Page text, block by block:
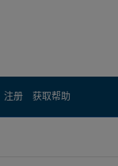
注册 获取帮助